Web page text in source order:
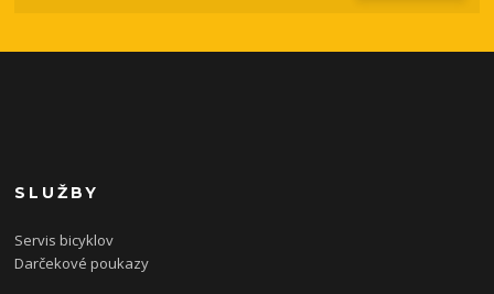
SLUŽBY
Servis bicyklov
Darčekové poukazy